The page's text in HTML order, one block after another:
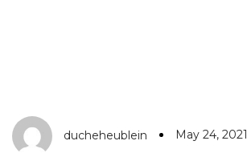
ducheheublein May 24, 2021